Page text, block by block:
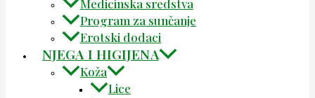
Medicinska sredstva
Program za sunčanje
Erotski dodaci
NJEGA I HIGIJENA
Koža
Lice